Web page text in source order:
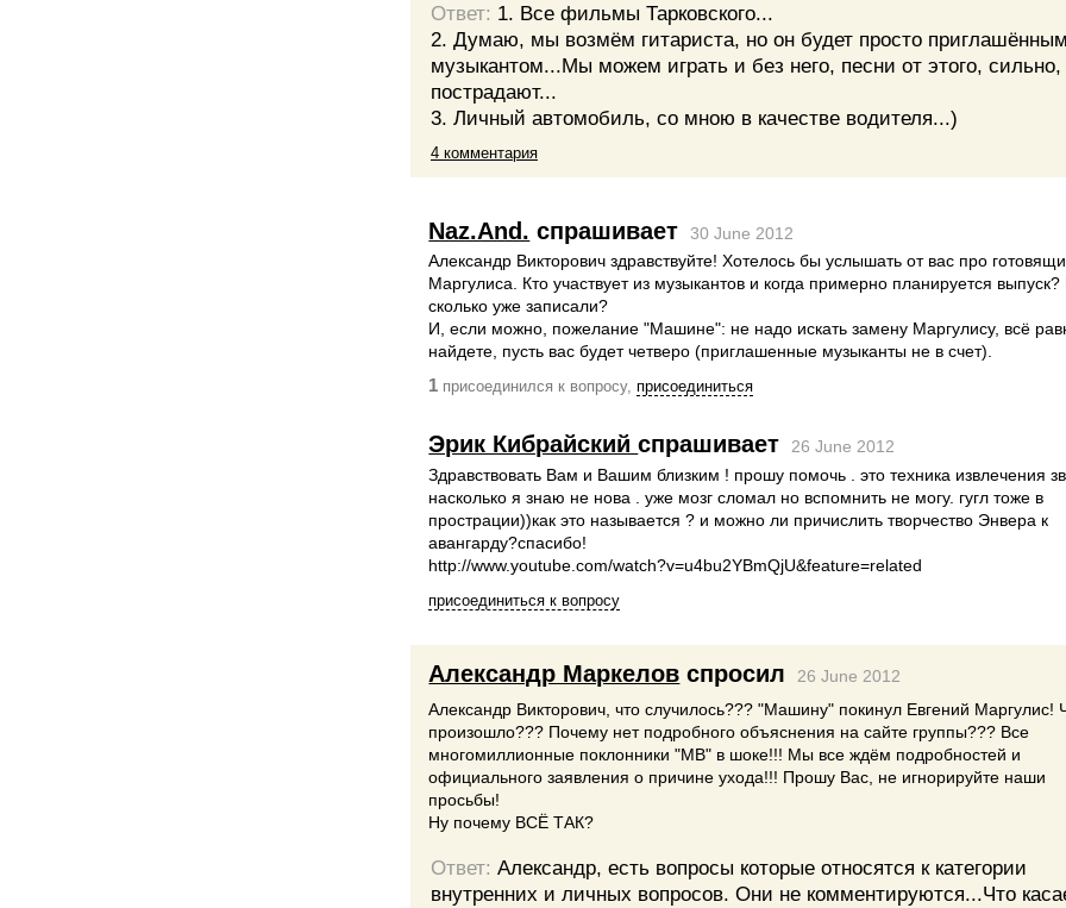
Ответ: 1. Все фильмы Тарковского...
2. Думаю, мы возмём гитариста, но он будет просто приглашённым
музыкантом...Мы можем играть и без него, песни от этого, сильно,
пострадают...
3. Личный автомобиль, со мною в качестве водителя...)
4 комментария
Naz.And. спрашивает
30 June 2012
Александр Викторович здравствуйте! Хотелось бы услышать от вас про
Маргулиса. Кто участвует из музыкантов и когда примерно планируется выпуск?
сколько уже записали?
И, если можно, пожелание "Машине": не надо искать замену Маргулису, всё
найдете, пусть вас будет четверо (приглашенные музыканты не в счет).
1 присоединился к вопросу,присоединиться
Эрик Кибрайскийспрашивает
26 June 2012
Здравствовать Вам и Вашим близким ! прошу помочь . это техника извлечения
насколько я знаю не нова . уже мозг сломал но вспомнить не могу. гугл тоже в
прострации))как это называется ? и можно ли причислить творчество Энвера к
авангарду?спасибо!
http://www.youtube.com/watch?v=u4bu2YBmQjU&feature=related
присоединиться к вопросу
Александр Маркелов спросил
26 June 2012
Александр Викторович, что случилось??? "Машину" покинул Евгений Маргулис!
произошло??? Почему нет подробного объяснения на сайте группы??? Все
многомиллионные поклонники "МВ" в шоке!!! Мы все ждём подробностей и
официального заявления о причине ухода!!! Прошу Вас, не игнорируйте наши
просьбы!
Ну почему ВСЁ ТАК?
Ответ: Александр, есть вопросы которые относятся к категории
внутренних и личных вопросов. Они не комментируются...Что